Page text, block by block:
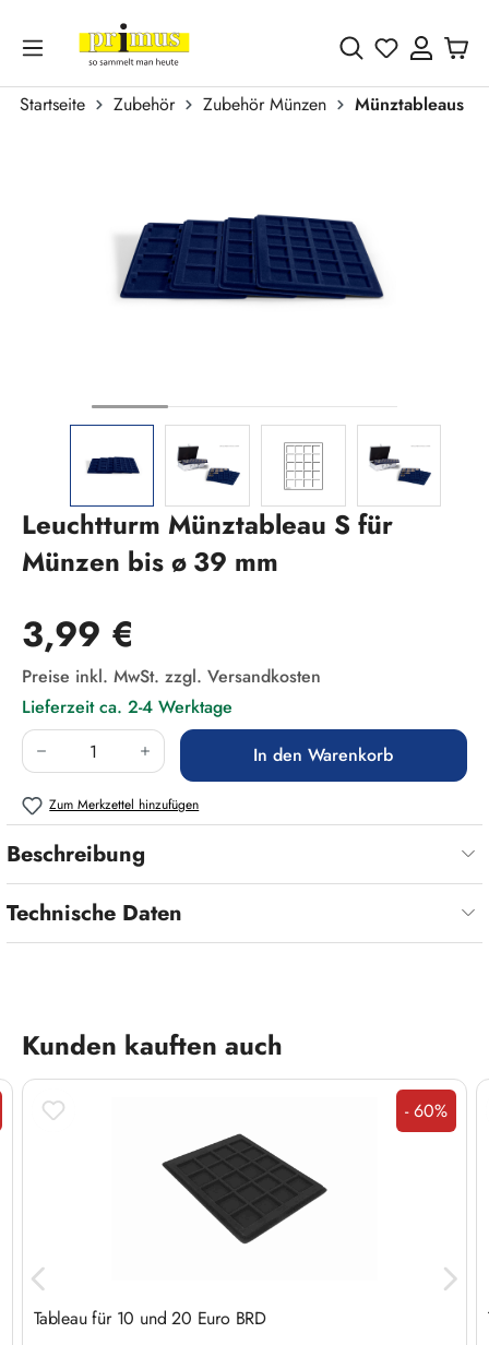
Zum Hauptinhalt springen
Du hast 0
Startseite Zubehör Zubehör Münzen
Münztableaus
Leuchtturm Münztableau S für
Münzen bis ø 39 mm
Regulärer Preis:
3,99 €
Preise inkl. MwSt. zzgl. Versandkosten
Lieferzeit ca. 2-4 Werktage
Produkt Anzahl: Gib den gewünschten Wert
In den Warenkorb
Zum Merkzettel hinzufügen
Beschreibung
Technische Daten
Produktgalerie überspringen
Kunden kauften auch
Rabatt
- 60%
Tableau für 10 und 20 Euro BRD